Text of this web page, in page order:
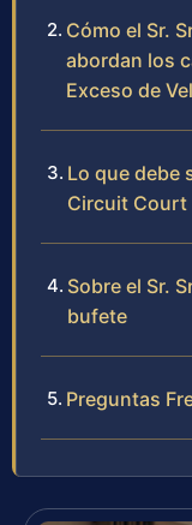
Cómo el Sr.
abordan los
Exceso de
Lo que debe
Circuit Court
Sobre el Sr.
bufete
Preguntas